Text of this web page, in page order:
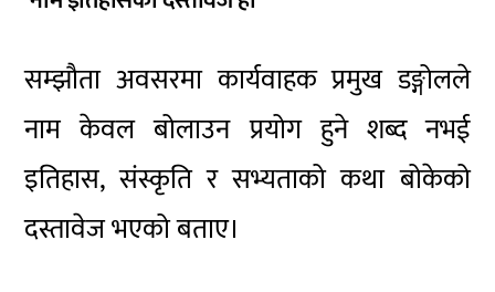
सम्झौता अवसरमा कार्यवाहक प्रमुख डङ्गोलले
नाम केवल बोलाउन प्रयोग हुने शब्द नभई
इतिहास, संस्कृति र सभ्यताको कथा बोकेको
दस्तावेज भएको बताए।